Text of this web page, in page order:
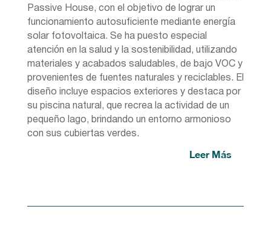
Passive House, con el objetivo de lograr un
funcionamiento autosuficiente mediante energía
solar fotovoltaica. Se ha puesto especial
atención en la salud y la sostenibilidad, utilizando
materiales y acabados saludables, de bajo VOC y
provenientes de fuentes naturales y reciclables. El
diseño incluye espacios exteriores y destaca por
su piscina natural, que recrea la actividad de un
pequeño lago, brindando un entorno armonioso
con sus cubiertas verdes.
Leer Más